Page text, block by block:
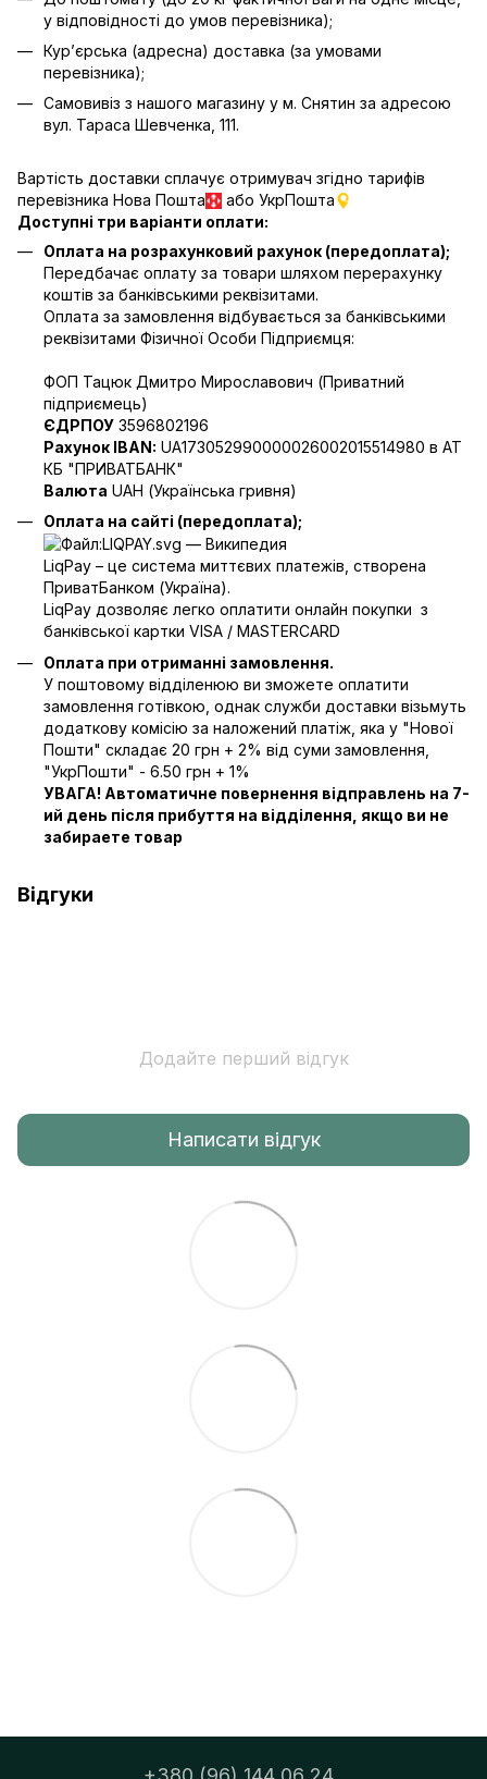
у відповідності до умов перевізника);
Кур’єрська (адресна) доставка (за умовами
перевізника);
Самовивіз з нашого магазину у м. Снятин за адресою
вул. Тараса Шевченка, 111.
Вартість доставки сплачує отримувач згідно тарифів
перевізника Нова Пошта
або УкрПошта
Доступні три варіанти оплати:
Оплата на розрахунковий рахунок (передоплата);
Передбачає оплату за товари шляхом перерахунку
коштів за банківськими реквізитами.
Оплата за замовлення відбувається за банківськими
реквізитами Фізичної Особи Підприємця:
ФОП Тацюк Дмитро Мирославович (Приватний
пiдприємець)
ЄДРПОУ 3596802196
Рахунок IBAN: UA173052990000026002015514980 в АТ
КБ "ПРИВАТБАНК"
Валюта UAH (Українська гривня)
Оплата на сайті (передоплата);
LiqPay – це система миттєвих платежів, створена
ПриватБанком (Україна).
LiqPay дозволяє легко оплатити онлайн покупки з
банківської картки VISA / MASTERCARD
Оплата при отриманні замовлення.
У поштовому відділенюю ви зможете оплатити
замовлення готівкою, однак служби доставки візьмуть
додаткову комісію за наложений платіж, яка у "Нової
Пошти" складає 20 грн + 2% від суми замовлення,
"УкрПошти" - 6.50 грн + 1%
УВАГА! Автоматичне повернення відправлень на 7-
ий день після прибуття на відділення, якщо ви не
забираете товар
Відгуки
Додайте перший відгук
Написати відгук